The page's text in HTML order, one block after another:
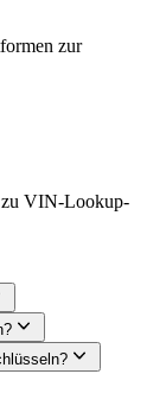
zur
zu VIN-Lookup-